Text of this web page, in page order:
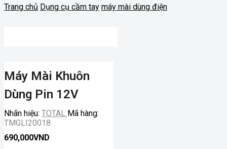
Trang chủ Dụng cụ cầm tay máy mài dùng điện
Máy Mài Khuôn
Dùng Pin 12V
Nhãn hiệu: TOTAL Mã hàng:
TMGLI20018
690,000VND